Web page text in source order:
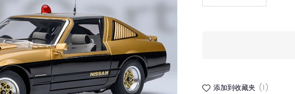
添加到收藏夹 (1)